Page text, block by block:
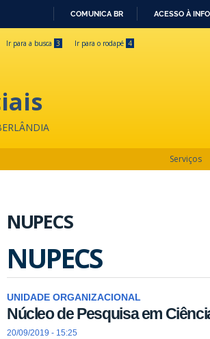
COMUNICA BR ACESSO À
Ir para a busca 3 Ir para o rodapé 4
Serviços
NUPECS
NUPECS
UNIDADE ORGANIZACIONAL
Núcleo de Pesquisa em
20/09/2019 - 15:25